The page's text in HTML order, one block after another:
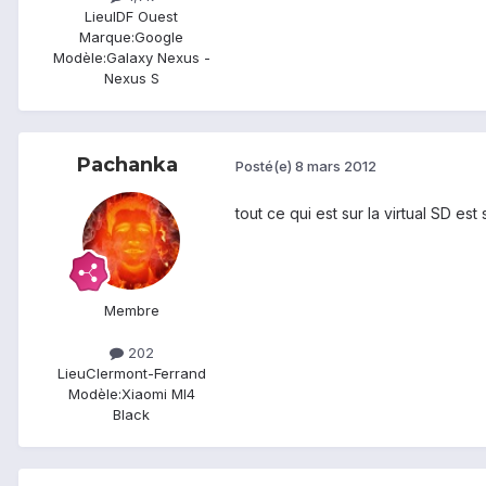
LieuIDF Ouest
Marque:Google
Modèle:Galaxy Nexus -
Nexus S
Pachanka
Membre
202
LieuClermont-Ferrand
Modèle:Xiaomi MI4
Black
Posté(e) 8 mars 2012
tout ce qui est sur la virtual SD est